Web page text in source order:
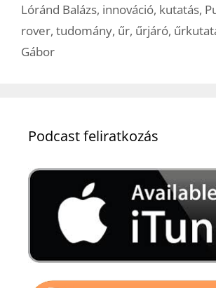
Lóránd Balázs, innováció, kutatás,
rover, tudomány, űr, űrjáró,
Gábor
Podcast feliratkozás